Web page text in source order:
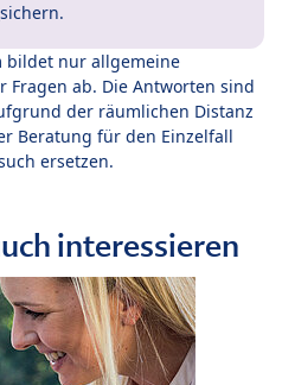
sichern.
bildet nur allgemeine
ab. Die Antworten sind
der räumlichen Distanz
Beratung für den Einzelfall
ersetzen.
interessieren